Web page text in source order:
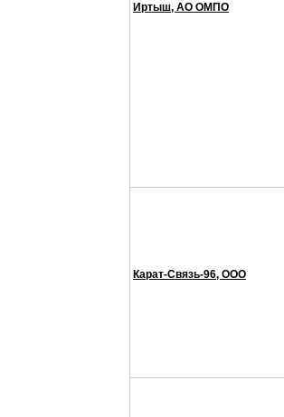
Иртыш, АО ОМПО
Карат-Связь-96, ООО